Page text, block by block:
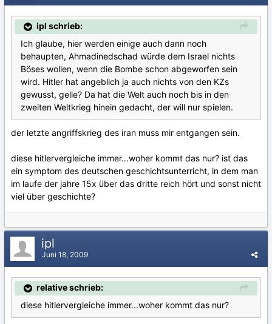
ipl schrieb:
Ich glaube, hier werden einige auch dann noch
behaupten, Ahmadinedschad würde dem Israel nichts
Böses wollen, wenn die Bombe schon abgeworfen sein
wird. Hitler hat angeblich ja auch nichts von den KZs
gewusst, gelle? Da hat die Welt auch noch bis in den
zweiten Weltkrieg hinein gedacht, der will nur spielen.
der letzte angriffskrieg des iran muss mir entgangen sein.
diese hitlervergleiche immer...woher kommt das nur? ist das
ein symptom des deutschen geschichtsunterricht, in dem man
im laufe der jahre 15x über das dritte reich hört und sonst nicht
viel über geschichte?
ipl
Juni 18, 2009
relative schrieb:
diese hitlervergleiche immer...woher kommt das nur?